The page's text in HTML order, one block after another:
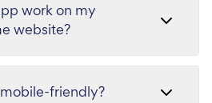
work on my
website?
friendly?